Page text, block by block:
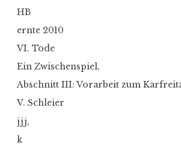
HB
ernte 2010
VI. Tode
Ein Zwischenspiel,
Abschnitt III: Vorarbeit zum
V. Schleier
jjj,
k